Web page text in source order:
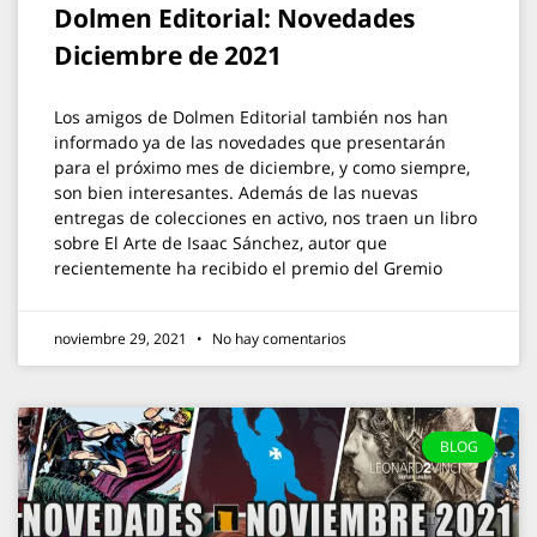
Dolmen Editorial: Novedades
Diciembre de 2021
Los amigos de Dolmen Editorial también nos han
informado ya de las novedades que presentarán
para el próximo mes de diciembre, y como siempre,
son bien interesantes. Además de las nuevas
entregas de colecciones en activo, nos traen un libro
sobre El Arte de Isaac Sánchez, autor que
recientemente ha recibido el premio del Gremio
noviembre 29, 2021 No hay comentarios
BLOG